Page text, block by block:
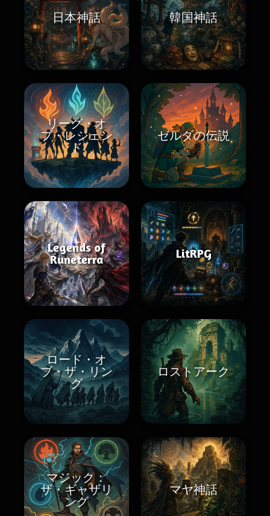
日本神話 韓国神話
リーグ・オ
ブ・レジェン
ド
ゼルダの伝説
Legends of
Runeterra
LitRPG
ロード・オ
ブ・ザ・リン
グ
ロストアーク
マジック：
ザ・ギャザリ
ング
マヤ神話